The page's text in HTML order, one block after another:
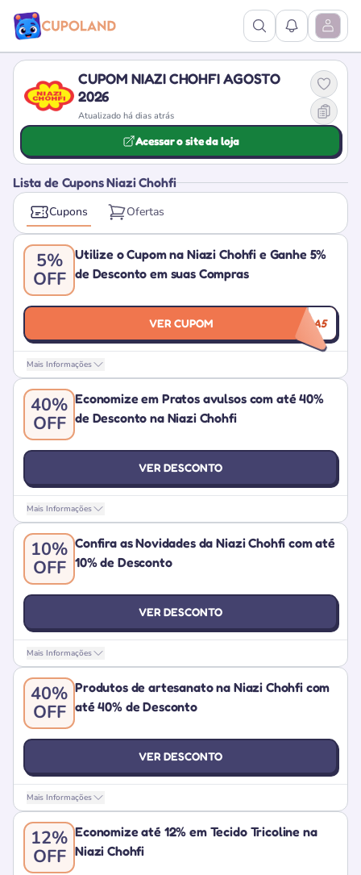
Ver Pesquisa
Ver Abrir
CUPOM NIAZI CHOHFI AGOSTO
2026
Atualizado há dias atrás
Acessar o site da loja
Lista de Cupons Niazi Chohfi
Cupons Ofertas
5%
OFF
Utilize o Cupom na Niazi Chohfi e Ganhe 5%
de Desconto em suas Compras
VER CUPOM PRIMEIRA5
Mais Informações
40%
OFF
Economize em Pratos avulsos com até 40%
de Desconto na Niazi Chohfi
VER DESCONTO
Mais Informações
10%
OFF
Confira as Novidades da Niazi Chohfi com até
10% de Desconto
VER DESCONTO
Mais Informações
40%
OFF
Produtos de artesanato na Niazi Chohfi com
até 40% de Desconto
VER DESCONTO
Mais Informações
12%
OFF
Economize até 12% em Tecido Tricoline na
Niazi Chohfi